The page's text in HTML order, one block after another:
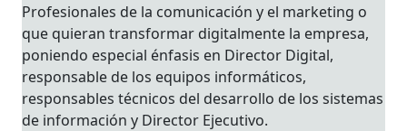
Profesionales de la comunicación y el marketing o
que quieran transformar digitalmente la empresa,
poniendo especial énfasis en Director Digital,
responsable de los equipos informáticos,
responsables técnicos del desarrollo de los sistemas
de información y Director Ejecutivo.